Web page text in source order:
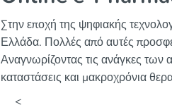
Στην εποχή της ψηφιακής
Ελλάδα. Πολλές από αυτές
Αναγνωρίζοντας τις ανάγκες
καταστάσεις και μακροχρόνια
<